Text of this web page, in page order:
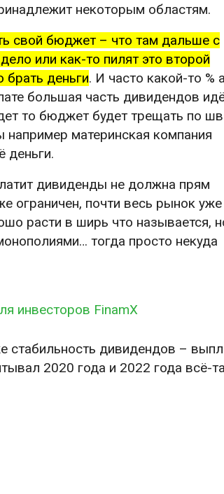
некоторым областям.
свой бюджет – что там дальше с
или как-то пилят это второй
брать деньги. И часто какой-то %
большая часть дивидендов
то бюджет будет трещать по
материнская компания
деньги.
дивиденды не должна прям
ограничен, почти весь рынок уже
расти в ширь что называется,
тогда просто некуда
инвесторов FinamX
стабильность дивидендов –
2020 года и 2022 года всё-